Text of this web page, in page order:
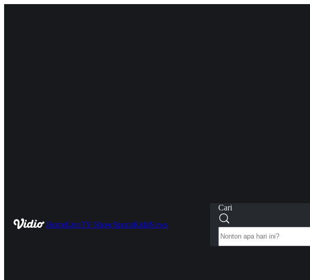
HomeLiveTV ShowSportsKidsNews
Cari